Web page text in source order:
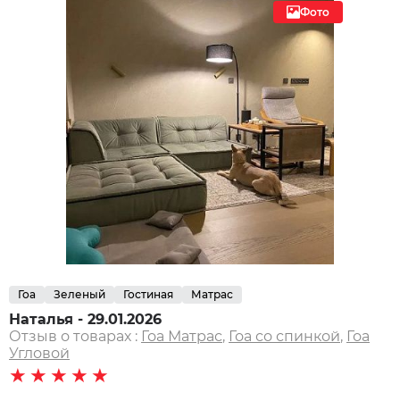
Фото
Гоа Зеленый Гостиная Матрас
Наталья - 29.01.2026
Отзыв о товарах : Гоа Матрас, Гоа со спинкой, Гоа
Угловой
★★★★★